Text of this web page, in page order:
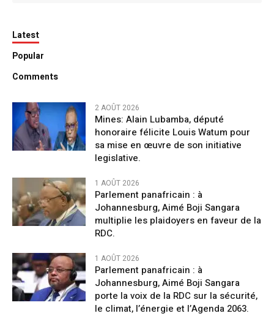
Latest
Popular
Comments
2 AOÛT 2026
Mines: Alain Lubamba, député
honoraire félicite Louis Watum pour
sa mise en œuvre de son initiative
legislative.
1 AOÛT 2026
Parlement panafricain : à
Johannesburg, Aimé Boji Sangara
multiplie les plaidoyers en faveur de la
RDC.
1 AOÛT 2026
Parlement panafricain : à
Johannesburg, Aimé Boji Sangara
porte la voix de la RDC sur la sécurité,
le climat, l’énergie et l’Agenda 2063.